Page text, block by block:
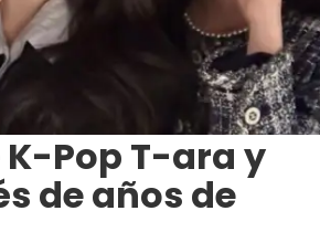
Pop T-ara y
de años de